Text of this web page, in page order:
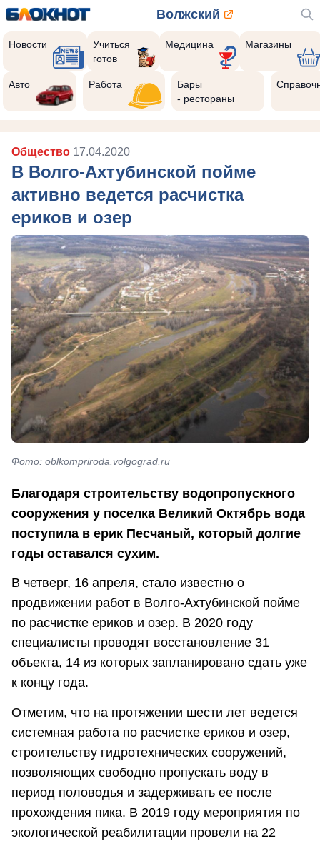
Волжский
Новости
Учиться
готов
Медицина Магазины
Авто Работа
Бары
- рестораны
Общество 17.04.2020
В Волго-Ахтубинской пойме
активно ведется расчистка
ериков и озер
Фото: oblkompriroda.volgograd.ru
Благодаря строительству водопропускного
сооружения у поселка Великий Октябрь вода
поступила в ерик Песчаный, который долгие
годы оставался сухим.
В четверг, 16 апреля, стало известно о
продвижении работ в Волго-Ахтубинской пойме
по расчистке ериков и озер. В 2020 году
специалисты проводят восстановление 31
объекта, 14 из которых запланировано сдать уже
к концу года.
Отметим, что на протяжении шести лет ведется
системная работа по расчистке ериков и озер,
строительству гидротехнических сооружений,
позволяющих свободно пропускать воду в
период половодья и задерживать ее после
прохождения пика. В 2019 году мероприятия по
экологической реабилитации провели на 22